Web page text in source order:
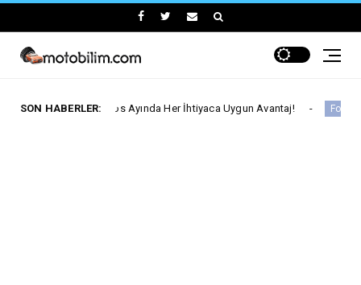
SON HABERLER:
Ağustos Ayında Her İhtiyaca Uygun Avantaj! Ford Trucks Ford